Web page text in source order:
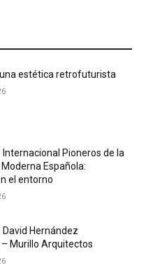
estética retrofuturista
Internacional Pioneros de la
Española:
el entorno
David Hernández
Murillo Arquitectos